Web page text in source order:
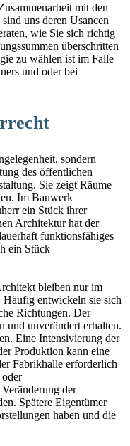
mit den
uns deren Usancen
wie Sie sich richtig
überschritten
zu wählen ist im Falle
und oder bei
sondern
des öffentlichen
Sie zeigt Räume
Im Bauwerk
ein Stück ihrer
Architektur hat der
funktionsfähiges
ein Stück
bleiben nur im
entwickeln sie sich
Richtungen. Der
und unverändert erhalten.
Eine Intensivierung der
Produktion kann eine
Fabrikhalle erforderlich
der
Spätere Eigentümer
haben und die